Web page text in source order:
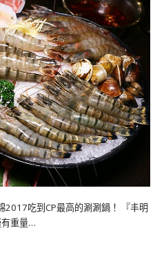
2017吃到CP最高的涮涮鍋！ 『丰明
有重量…